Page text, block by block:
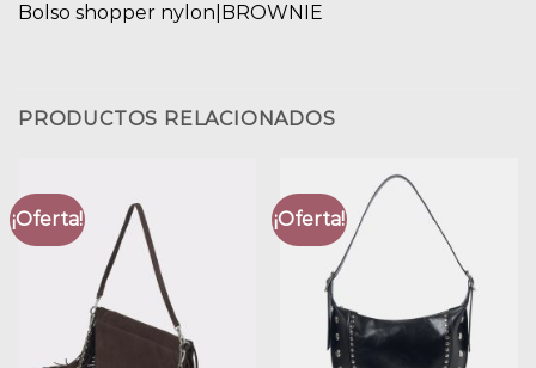
Bolso shopper nylon|BROWNIE
PRODUCTOS RELACIONADOS
¡Oferta! ¡Oferta!